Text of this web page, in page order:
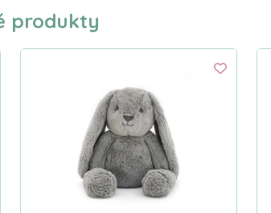
produkty